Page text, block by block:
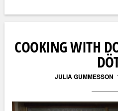
COOKING WITH
JULIA GUMMESSON